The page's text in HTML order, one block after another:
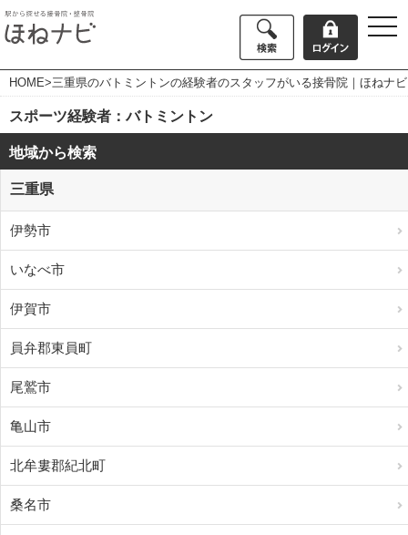
HOME>三重県のバトミントンの経験者のスタッフがいる接骨院｜ほねナビ
スポーツ経験者：バトミントン
地域から検索
三重県
伊勢市
いなべ市
伊賀市
員弁郡東員町
尾鷲市
亀山市
北牟婁郡紀北町
桑名市